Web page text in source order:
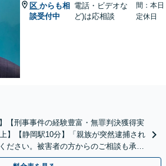
区 からも相
談受付中
電話・ビデオな
ど)は応相談
間：本日
定休日
【刑事事件の経験豊富・無罪判決獲得実
】【静岡駅10分】「親族が突然逮捕され
ださい。被害者の方からのご相談も承っ
【夜間・休日相談可能】